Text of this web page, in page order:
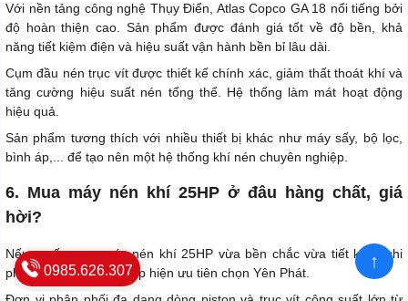
Với nền tảng công nghệ Thụy Điển, Atlas Copco GA 18 nổi tiếng bởi
độ hoàn thiện cao. Sản phẩm được đánh giá tốt về độ bền, khả
năng tiết kiệm điện và hiệu suất vận hành bền bỉ lâu dài.
Cụm đầu nén trục vít được thiết kế chính xác, giảm thất thoát khí và
tăng cường hiệu suất nén tổng thể. Hệ thống làm mát hoạt động
hiệu quả.
Sản phẩm tương thích với nhiều thiết bị khác như máy sấy, bộ lọc,
bình áp,... để tạo nên một hệ thống khí nén chuyên nghiệp.
6. Mua máy nén khí 25HP ở đâu hàng chất, giá
hời?
Nếu muốn mua máy nén khí 25HP vừa bền chắc vừa tiết kiệm chi
phí, nhiều doanh nghiệp hiện ưu tiên chọn Yên Phát.
0985.626.307 ↑